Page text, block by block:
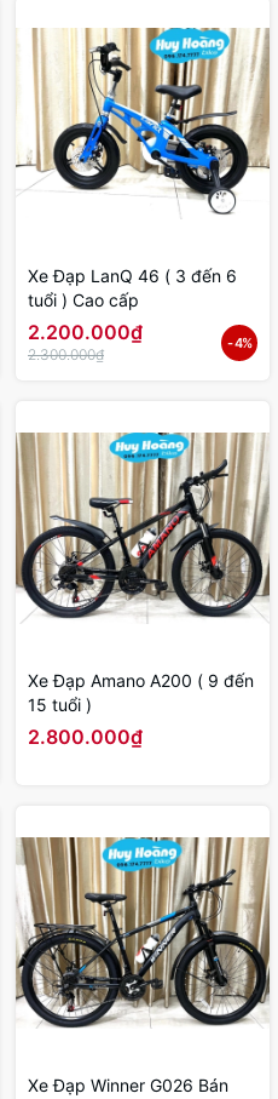
Xe Đạp LanQ 46 ( 3 đến 6
tuổi ) Cao cấp
2.200.000₫
2.300.000₫
- 4%
Xe Đạp Amano A200 ( 9 đến
15 tuổi )
2.800.000₫
Xe Đạp Winner G026 Bán